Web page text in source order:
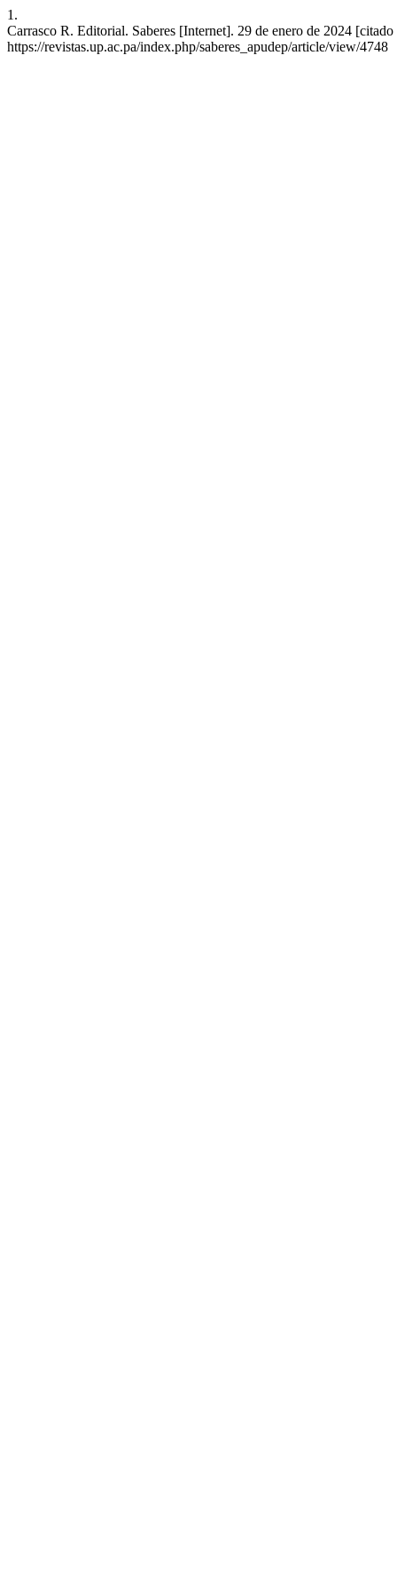
1.
Carrasco R. Editorial. Saberes [Internet]. 29 de enero de 2024
https://revistas.up.ac.pa/index.php/saberes_apudep/article/view/4748